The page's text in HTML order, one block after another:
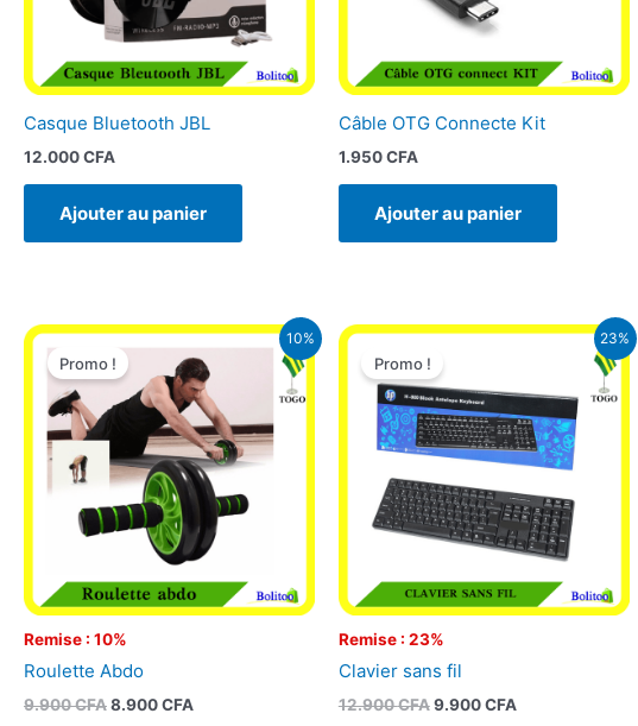
Casque Bluetooth JBL
12.000CFA
Ajouter au panier
Câble OTG Connecte Kit
1.950CFA
Ajouter au panier
10%
Remise : 10%
Promo !
Roulette Abdo
9.900CFA
Le
prix
initial
était :
9.900 CFA.
8.900CFA
Le
prix
actuel
est :
8.900 CFA.
23%
Remise : 23%
Promo !
Clavier sans fil
12.900CFA
Le
initial
était :
12.900 CFA.
9.900CFA
Le
est :
9.900 CFA.